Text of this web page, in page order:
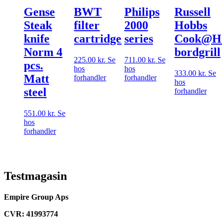
Gense
Steak
knife
Norm 4
pcs.
Matt
steel
551.00 kr. Se
hos
forhandler
BWT
filter
cartridge
225.00kr. Se
hos
forhandler
Philips
2000
series
711.00 kr. Se
hos
forhandler
Russell
Hobbs
bordgrill
333.00 kr. Se
hos
forhandler
Testmagasin
Empire Group Aps
CVR: 41993774